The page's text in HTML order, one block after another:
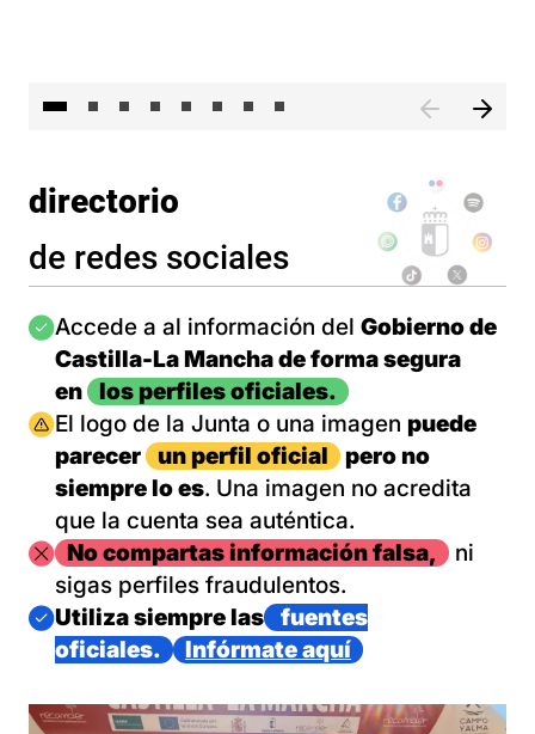
directorio
de redes sociales
Imagen
Accede a al información del Gobierno de
Castilla-La Mancha de forma segura
en
los perfiles oficiales.
Imagen
El logo de la Junta o una imagen puede
parecer
un perfil oficial
pero no
siempre lo es. Una imagen no acredita
que la cuenta sea auténtica.
ImagenNo compartas información falsa,
ni
sigas perfiles fraudulentos.
Imagen
Utiliza siempre las
fuentes
oficiales.
Infórmate aquí